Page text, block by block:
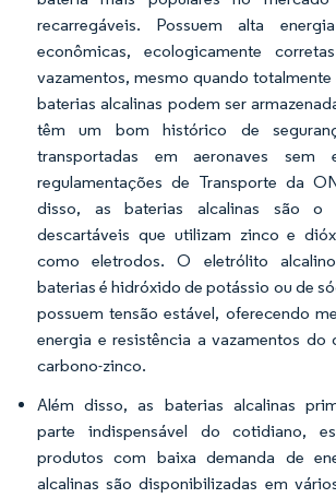
recarregáveis. Possuem alta
econômicas, ecologicamente
vazamentos, mesmo quando totalmente
baterias alcalinas podem ser
têm um bom histórico de
transportadas em aeronaves sem
regulamentações de Transporte da
disso, as baterias alcalinas são o
descartáveis que utilizam zinco e
como eletrodos. O eletrólito
baterias é hidróxido de potássio ou de
possuem tensão estável, oferecendo
energia e resistência a vazamentos do
carbono-zinco.
Além disso, as baterias alcalinas
parte indispensável do cotidiano,
produtos com baixa demanda de
alcalinas são disponibilizadas em